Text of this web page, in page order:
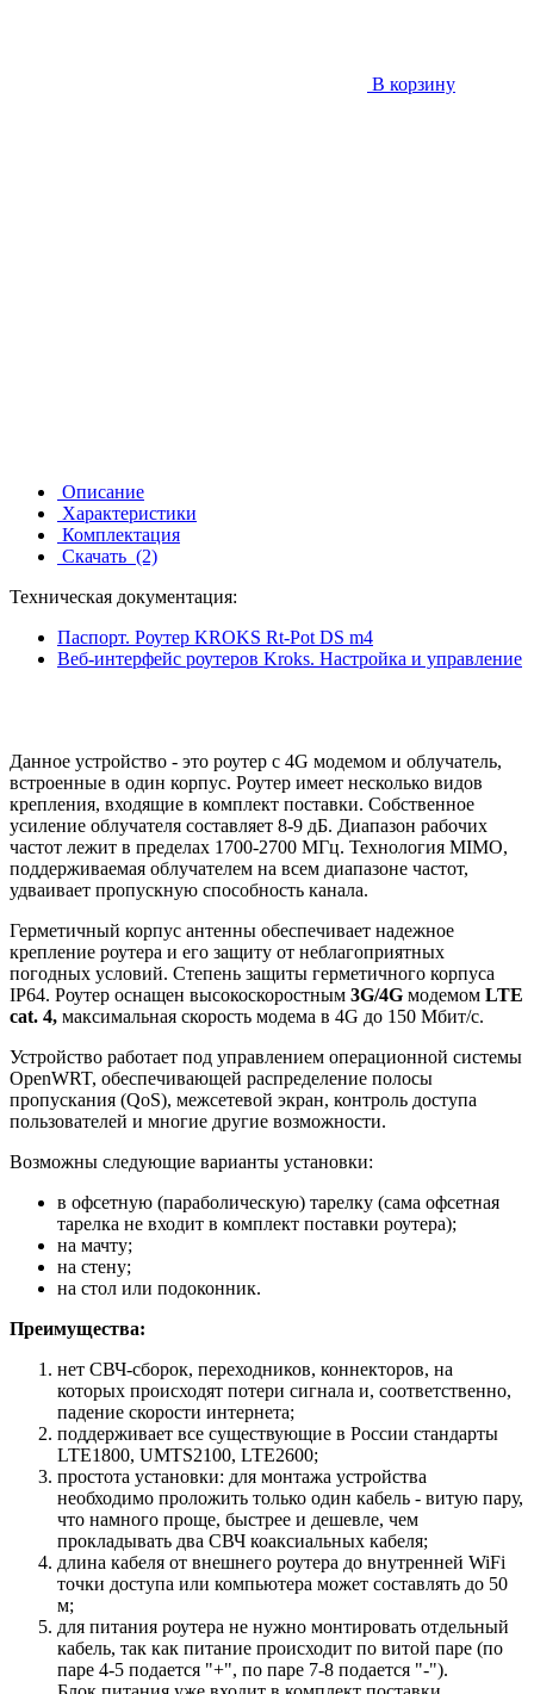
В корзину
Описание
Характеристики
Комплектация
Скачать (2)
Техническая документация:
Паспорт. Роутер KROKS Rt-Pot DS m4
Веб-интерфейс роутеров Kroks. Настройка и управление
Данное устройство - это роутер с 4G модемом и облучатель,
встроенные в один корпус. Роутер имеет несколько видов
крепления, входящие в комплект поставки. Собственное
усиление облучателя составляет 8-9 дБ. Диапазон рабочих
частот лежит в пределах 1700-2700 МГц. Технология MIMO,
поддерживаемая облучателем на всем диапазоне частот,
удваивает пропускную способность канала.
Герметичный корпус антенны обеспечивает надежное
крепление роутера и его защиту от неблагоприятных
погодных условий. Степень защиты герметичного корпуса
IP64. Роутер оснащен высокоскоростным 3G/4G модемом LTE
cat. 4, максимальная скорость модема в 4G до 150 Мбит/с.
Устройство работает под управлением операционной системы
OpenWRT, обеспечивающей распределение полосы
пропускания (QoS), межсетевой экран, контроль доступа
пользователей и многие другие возможности.
Возможны следующие варианты установки:
в офсетную (параболическую) тарелку (сама офсетная
тарелка не входит в комплект поставки роутера);
на мачту;
на стену;
на стол или подоконник.
Преимущества:
нет СВЧ-сборок, переходников, коннекторов, на
которых происходят потери сигнала и, соответственно,
падение скорости интернета;
поддерживает все существующие в России стандарты
LTE1800, UMTS2100, LTE2600;
простота установки: для монтажа устройства
необходимо проложить только один кабель - витую пару,
что намного проще, быстрее и дешевле, чем
прокладывать два СВЧ коаксиальных кабеля;
длина кабеля от внешнего роутера до внутренней WiFi
точки доступа или компьютера может составлять до 50
м;
для питания роутера не нужно монтировать отдельный
кабель, так как питание происходит по витой паре (по
паре 4-5 подается "+", по паре 7-8 подается "-").